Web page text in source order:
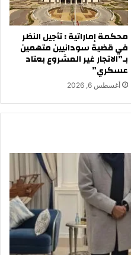
محكمة إماراتية : تأجيل النظر
في قضية سودانيين متهمين
بـ”الاتجار غير المشروع بعتاد
عسكري”
أغسطس 6, 2026